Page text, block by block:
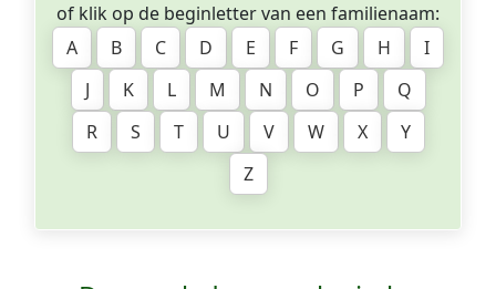
of klik op de beginletter van een familienaam:
A
B C D E F G H
I
J
K L M N O P
Q
R
S T U V W X
Y
Z